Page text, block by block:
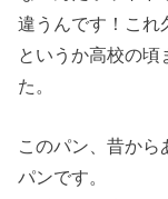
違うんです！これ
というか高校の頃
た。
このパン、昔か
パンです。